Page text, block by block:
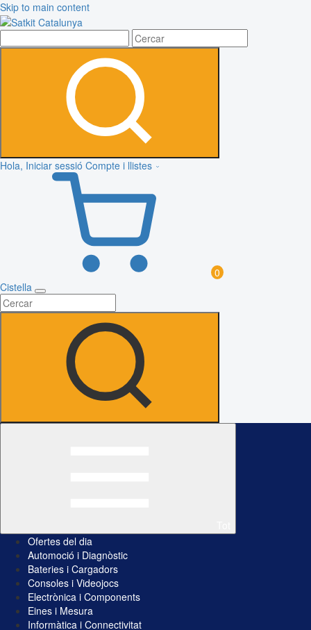
Skip to main content
Hola, Iniciar sessió Compte i llistes
0
Cistella
Ofertes del dia
Automoció i Diagnòstic
Bateries i Cargadors
Consoles i Videojocs
Electrònica i Components
Eines i Mesura
Informàtica i Connectivitat